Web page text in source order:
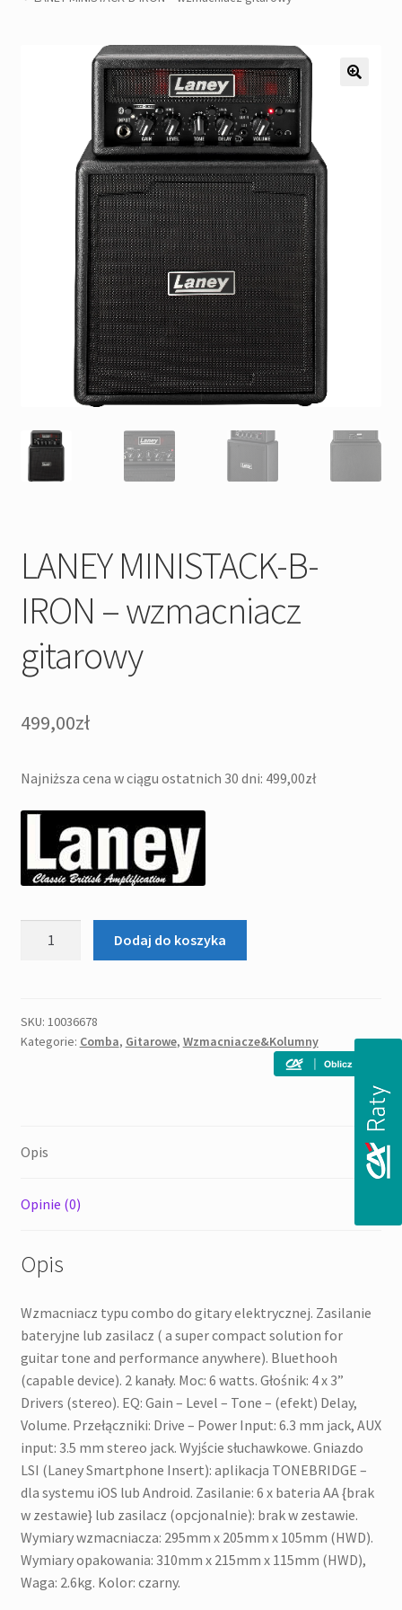
Pozostałe
LANEY MINISTACK-B-
IRON – wzmacniacz
gitarowy
499,00zł
Najniższa cena w ciągu ostatnich 30 dni: 499,00zł
IRON
-
Dodaj do koszyka
SKU: 10036678
Kategorie: Comba, Gitarowe, Wzmacniacze&Kolumny
Opis
Opinie (0)
Opis
Wzmacniacz typu combo do gitary elektrycznej. Zasilanie
bateryjne lub zasilacz ( a super compact solution for
guitar tone and performance anywhere). Bluethooh
(capable device). 2 kanały. Moc: 6 watts. Głośnik: 4 x 3”
Drivers (stereo). EQ: Gain – Level – Tone – (efekt) Delay,
Volume. Przełączniki: Drive – Power Input: 6.3 mm jack, AUX
input: 3.5 mm stereo jack. Wyjście słuchawkowe. Gniazdo
LSI (Laney Smartphone Insert): aplikacja TONEBRIDGE –
dla systemu iOS lub Android. Zasilanie: 6 x bateria AA {brak
w zestawie} lub zasilacz (opcjonalnie): brak w zestawie.
Wymiary wzmacniacza: 295mm x 205mm x 105mm (HWD).
Wymiary opakowania: 310mm x 215mm x 115mm (HWD),
Waga: 2.6kg. Kolor: czarny.